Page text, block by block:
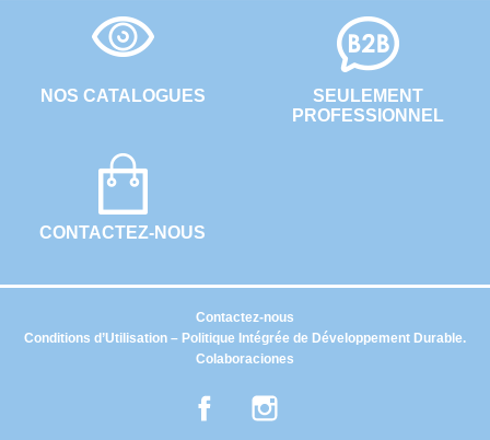
NOS CATALOGUES
CONTACTEZ-NOUS
SEULEMENT
PROFESSIONNEL
Conditions d’Utilisation – Politique Intégrée de Développement Durable.
Colaboraciones
Contactez-nous
Facebook